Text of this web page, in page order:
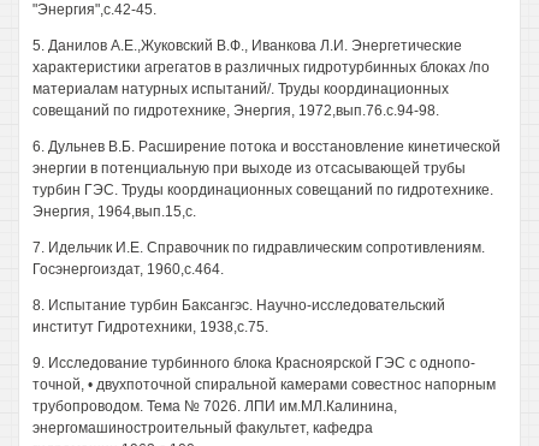
"Энергия",с.42-45.
5. Данилов А.Е.,Жуковский В.Ф., Иванкова Л.И. Энергетические
характеристики агрегатов в различных гидротурбинных блоках /по
материалам натурных испытаний/. Труды координационных
совещаний по гидротехнике, Энергия, 1972,вып.76.с.94-98.
6. Дульнев В.Б. Расширение потока и восстановление кинетической
энергии в потенциальную при выходе из отсасывающей трубы
турбин ГЭС. Труды координационных совещаний по гидротехнике.
Энергия, 1964,вып.15,с.
7. Идельчик И.Е. Справочник по гидравлическим сопротивлениям.
Госэнергоиздат, 1960,с.464.
8. Испытание турбин Баксангэс. Научно-исследовательский
институт Гидротехники, 1938,с.75.
9. Исследование турбинного блока Красноярской ГЭС с однопо-
точной, • двухпоточной спиральной камерами совестнос напорным
трубопроводом. Тема № 7026. ЛПИ им.МЛ.Калинина,
энергомашиностроительный факультет, кафедра